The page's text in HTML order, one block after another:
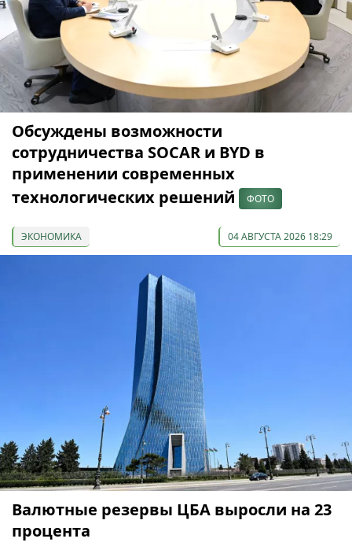
Обсуждены возможности
сотрудничества SOCAR и BYD в
применении современных
технологических решений
ФОТО
ЭКОНОМИКА 04 АВГУСТА 2026 18:29
Валютные резервы ЦБА выросли на 23
процента